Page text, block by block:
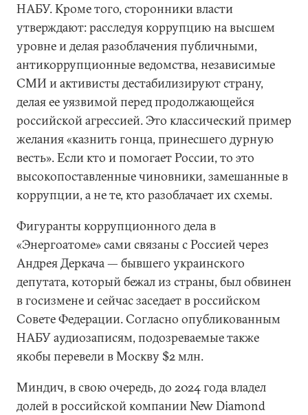
НАБУ. Кроме того, сторонники власти
утверждают: расследуя коррупцию на высшем
уровне и делая разоблачения публичными,
антикоррупционные ведомства, независимые
СМИ и активисты дестабилизируют страну,
делая ее уязвимой перед продолжающейся
российской агрессией. Это классический пример
желания «казнить гонца, принесшего дурную
весть». Если кто и помогает России, то это
высокопоставленные чиновники, замешанные в
коррупции, а не те, кто разоблачает их схемы.
Фигуранты коррупционного дела в
«Энергоатоме» сами связаны с Россией через
Андрея Деркача — бывшего украинского
депутата, который бежал из страны, был обвинен
в госизмене и сейчас заседает в российском
Совете Федерации. Согласно опубликованным
НАБУ аудиозаписям, подозреваемые также
якобы перевели в Москву $2 млн.
Миндич, в свою очередь, до 2024 года владел
долей в российской компании New Diamond